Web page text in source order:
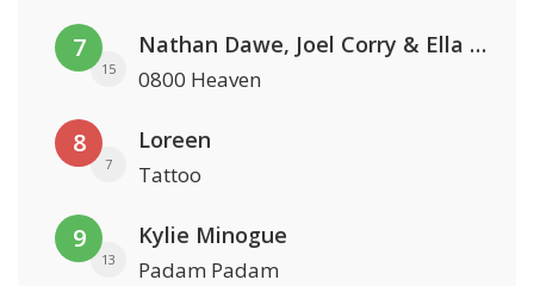
7
15
Nathan Dawe, Joel Corry & Ella Henderson
0800 Heaven
8
7
Loreen
Tattoo
9
13
Kylie Minogue
Padam Padam